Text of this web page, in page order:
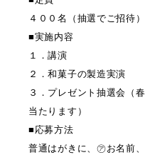
４００名（抽選でご招待）
■実施内容
１．講演
２．和菓子の製造実演
３．プレゼント抽選会（
当たります）
■応募方法
普通はがきに、㋐お名前